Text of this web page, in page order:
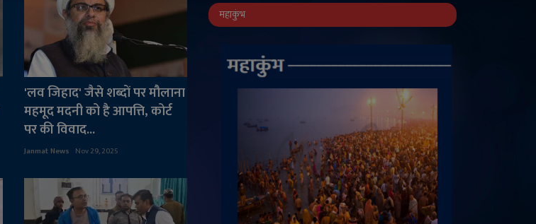
'लव जिहाद' जैसे शब्दों पर मौलाना
महमूद मदनी को है आपत्ति, कोर्ट
पर की विवाद...
Janmat News Nov 29, 2025
महाकुंभ